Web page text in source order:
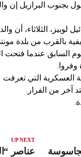
بجنوب البرازيل إن
الثلاثاء، أن
بالقرب من بلدة
السابق عندما فتحت
العسكرية التي
آخر من الفرار.
UP NEXT
عناصر